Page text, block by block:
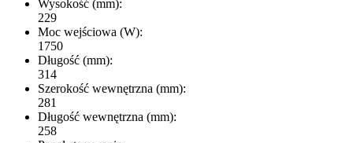
Wysokość (mm):
229
Moc wejściowa (W):
1750
Długość (mm):
314
Szerokość wewnętrzna (mm):
281
Długość wewnętrzna (mm):
258